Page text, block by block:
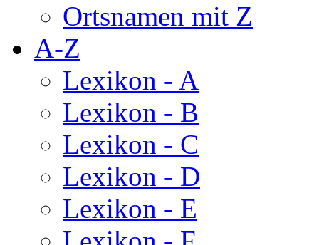
Ortsnamen mit Z
A-Z
Lexikon - A
Lexikon - B
Lexikon - C
Lexikon - D
Lexikon - E